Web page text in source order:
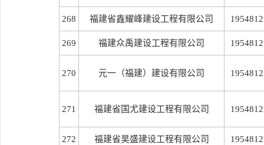
268 福建省鑫耀峰建设工程有限公司 1954812
269 福建众禹建设工程有限公司 1954812
270 元一（福建）建设有限公司 1954812
271 福建省国尤建设工程有限公司 1954812
272 福建省昊盛建设工程有限公司 1954812